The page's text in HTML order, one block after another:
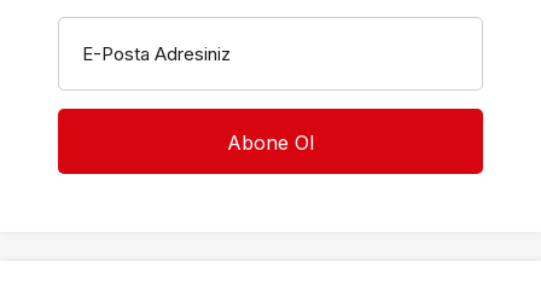
E-Posta Adresiniz